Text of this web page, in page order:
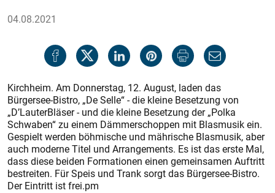
04.08.2021
Kirchheim. Am Donnerstag, 12. August, laden das
Bürgersee-Bistro, „De Selle“ - die kleine Besetzung von
„D’LauterBläser - und die kleine Besetzung der „Polka
Schwaben“ zu einem Dämmerschoppen mit Blasmusik ein.
Gespielt werden böhmische und mährische Blasmusik, aber
auch moderne Titel und Arrangements. Es ist das erste Mal,
dass diese beiden Formationen einen gemeinsamen Auftritt
bestreiten. Für Speis und Trank sorgt das Bürgersee-Bistro.
Der Eintritt ist frei.pm